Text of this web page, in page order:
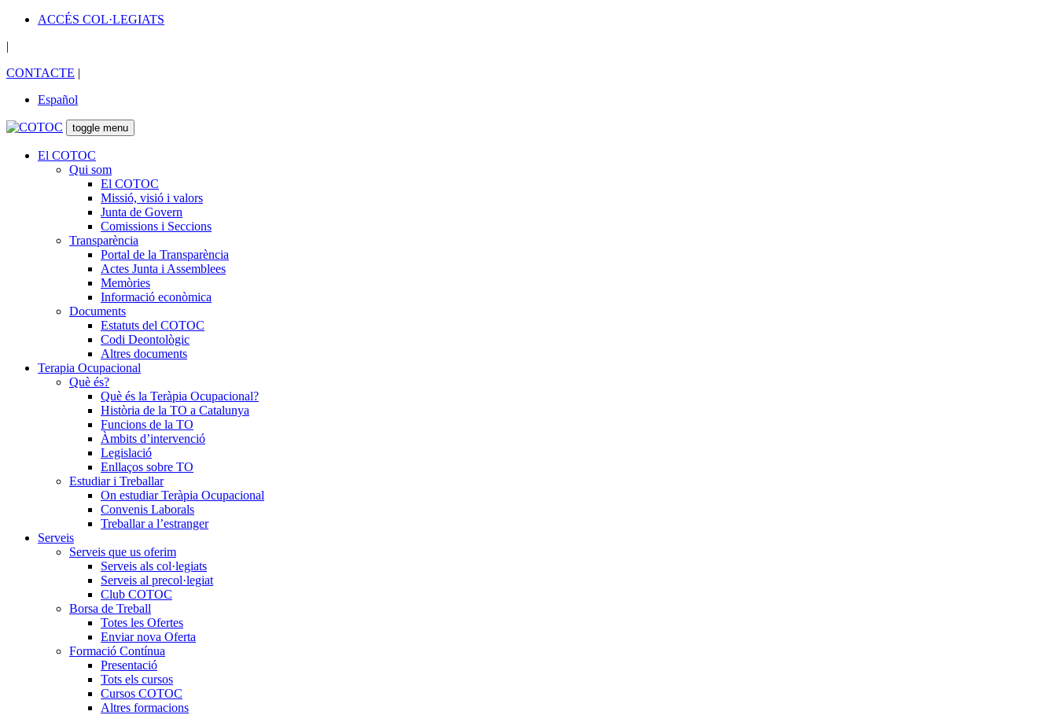
ACCÉS COL·LEGIATS
|
CONTACTE |
Español
toggle menu
El COTOC
Qui som
El COTOC
Missió, visió i valors
Junta de Govern
Comissions i Seccions
Transparència
Portal de la Transparència
Actes Junta i Assemblees
Memòries
Informació econòmica
Documents
Estatuts del COTOC
Codi Deontològic
Altres documents
Terapia Ocupacional
Què és?
Què és la Teràpia Ocupacional?
Història de la TO a Catalunya
Funcions de la TO
Àmbits d’intervenció
Legislació
Enllaços sobre TO
Estudiar i Treballar
On estudiar Teràpia Ocupacional
Convenis Laborals
Treballar a l’estranger
Serveis
Serveis que us oferim
Serveis als col·legiats
Serveis al precol·legiat
Club COTOC
Borsa de Treball
Totes les Ofertes
Enviar nova Oferta
Formació Contínua
Presentació
Tots els cursos
Cursos COTOC
Altres formacions